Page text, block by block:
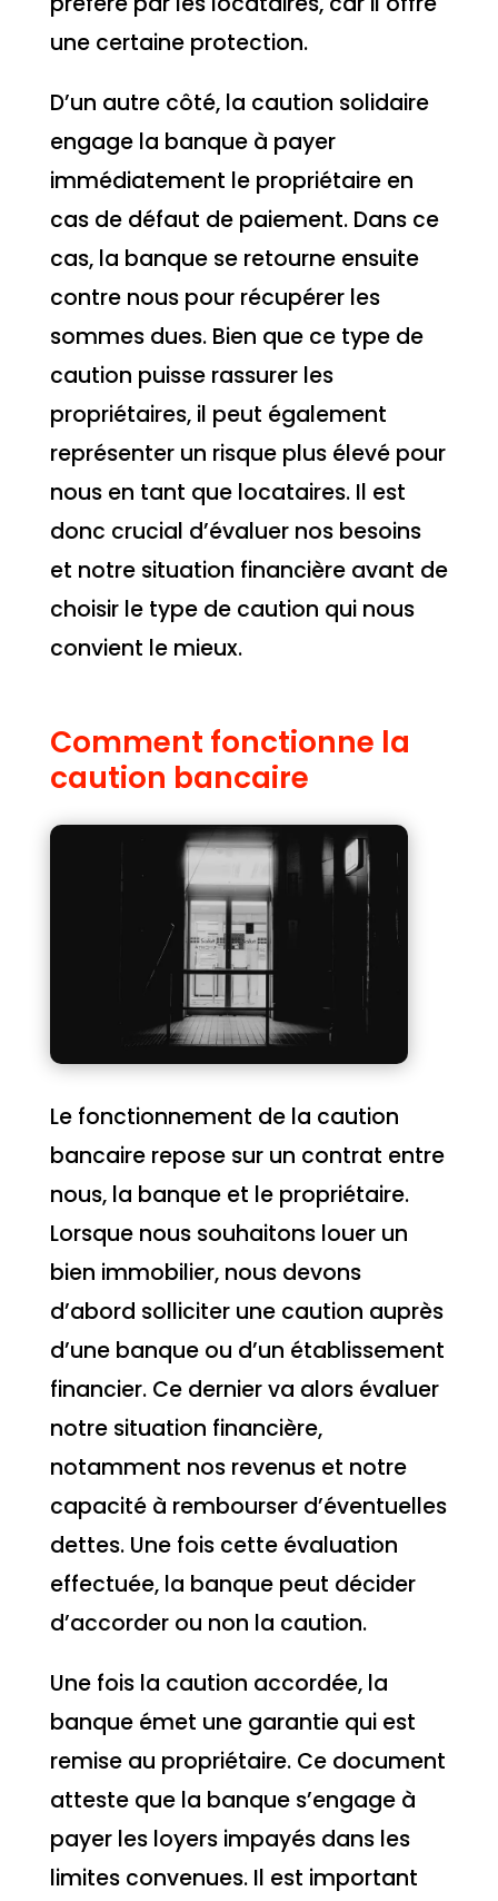
une certaine protection.
D’un autre côté, la caution solidaire
engage la banque à payer
immédiatement le propriétaire en
cas de défaut de paiement. Dans ce
cas, la banque se retourne ensuite
contre nous pour récupérer les
sommes dues. Bien que ce type de
caution puisse rassurer les
propriétaires, il peut également
représenter un risque plus élevé pour
nous en tant que locataires. Il est
donc crucial d’évaluer nos besoins
et notre situation financière avant de
choisir le type de caution qui nous
convient le mieux.
Comment fonctionne la
caution bancaire
Le fonctionnement de la caution
bancaire repose sur un contrat entre
nous, la banque et le propriétaire.
Lorsque nous souhaitons louer un
bien immobilier, nous devons
d’abord solliciter une caution auprès
d’une banque ou d’un établissement
financier. Ce dernier va alors évaluer
notre situation financière,
notamment nos revenus et notre
capacité à rembourser d’éventuelles
dettes. Une fois cette évaluation
effectuée, la banque peut décider
d’accorder ou non la caution.
Une fois la caution accordée, la
banque émet une garantie qui est
remise au propriétaire. Ce document
atteste que la banque s’engage à
payer les loyers impayés dans les
limites convenues. Il est important